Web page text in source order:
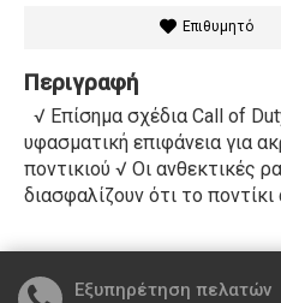
Επιθυμητό
Περιγραφή
√ Επίσημα σχέδια Call of
υφασματική επιφάνεια για
ποντικιού √ Οι ανθεκτικές
διασφαλίζουν ότι το
Εξυπηρέτηση πελατών